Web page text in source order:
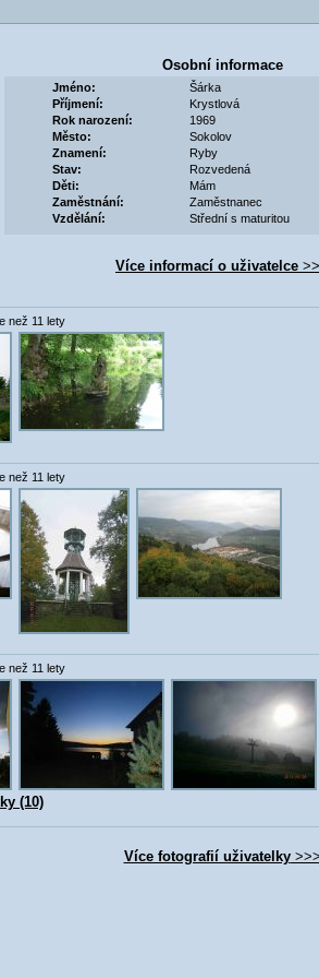
Osobní informace
Jméno:
Šárka
Příjmení:
Krystlová
Rok narození:
1969
Město:
Sokolov
Znamení:
Ryby
Stav:
Rozvedená
Děti:
Mám
Zaměstnání:
Zaměstnanec
Vzdělání:
Střední s maturitou
Více informací o uživatelce
než 11 lety
než 11 lety
než 11 lety
(10)
Více fotografií uživatelky